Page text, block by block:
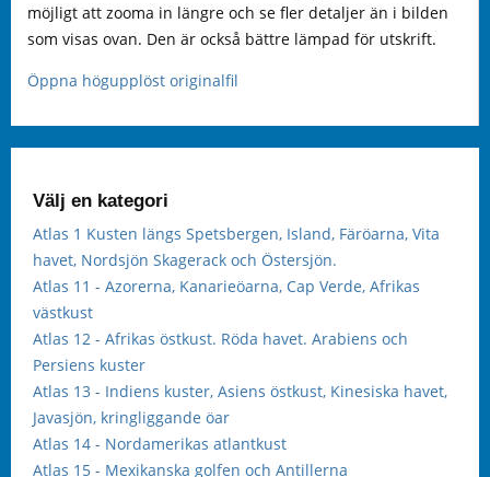
möjligt att zooma in längre och se fler detaljer än i bilden
som visas ovan. Den är också bättre lämpad för utskrift.
Öppna högupplöst originalfil
Välj en kategori
Atlas 1 Kusten längs Spetsbergen, Island, Färöarna, Vita
havet, Nordsjön Skagerack och Östersjön.
Atlas 11 - Azorerna, Kanarieöarna, Cap Verde, Afrikas
västkust
Atlas 12 - Afrikas östkust. Röda havet. Arabiens och
Persiens kuster
Atlas 13 - Indiens kuster, Asiens östkust, Kinesiska havet,
Javasjön, kringliggande öar
Atlas 14 - Nordamerikas atlantkust
Atlas 15 - Mexikanska golfen och Antillerna